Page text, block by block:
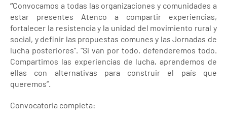
“Convocamos a todas las organizaciones y comunidades a
estar presentes Atenco a compartir experiencias,
fortalecer la resistencia y la unidad del movimiento rural y
social, y definir las propuestas comunes y las Jornadas de
lucha posteriores”. “Si van por todo, defenderemos todo.
Compartimos las experiencias de lucha, aprendemos de
ellas con alternativas para construir el país que
queremos”.
Convocatoria completa: